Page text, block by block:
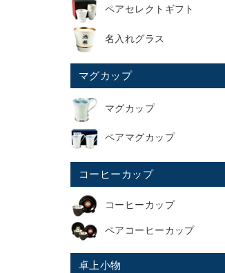
ペアセレクトギフト
名入れグラス
マグカップ
マグカップ
ペアマグカップ
コーヒーカップ
コーヒーカップ
ペアコーヒーカップ
卓上小物